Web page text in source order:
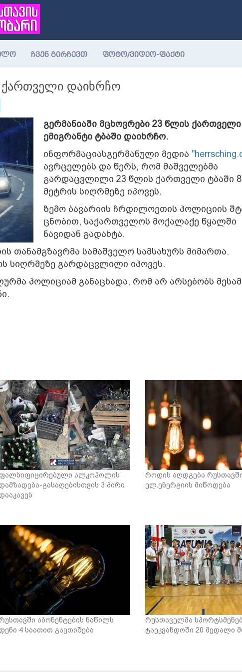
ჩვენ გირჩევთ ფოტო/ვიდეო-ფაქტი
ქართველი დაიხრჩო
გერმანიაში მცხოვრები 23 წლის ქართველი
ემიგრანტი ტბაში დაიხრჩო.
ინფორმაციასგერმანული მედია
ავრცელებს და წერს, რომ მაშველებმა
გარდაცვლილი 23 წლის ქართველი ტბაში 8
მეტრის სიღრმეზე იპოვეს.
ზემო ბავარიის ჩრდილოეთის პოლიციის
ცნობით, საქართველოს მოქალაქე წყალში
ნავიდან გადახტა.
თანამგზავრმა სამაშველო სამსახურს მიმართა.
სიღრმეზე გარდაცვლილი იპოვეს.
პოლიციამ განაცხადა, რომ არ არსებობს
ალკოჰოლის
გასაღებისთვის 3 პირი
როდის აღდგება
ელ.ენერგიის მიწოდება
აბონენტების ნაწილს
4 საათით გაეთიშება
რუსთაველმა
ტაეკვანდოში 20 მედალი